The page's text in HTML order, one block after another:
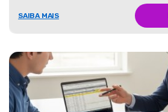
SAIBA MAIS